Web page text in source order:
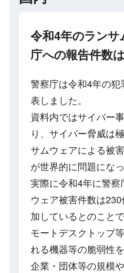
令和4年のラン
庁への報告件数
警察庁は令和4年の
表しました。
資料内ではサイバー
り、サイバー脅威は
サムウェアによる被
が世界的に問題にな
実際に令和4年に警
ウェア被害件数は
加しているとのこと
モートデスクトップ
れる機器等の脆弱性
企業・団体等の規模